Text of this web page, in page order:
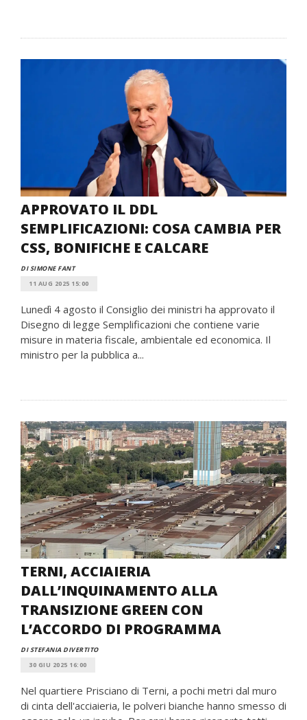
APPROVATO IL DDL
SEMPLIFICAZIONI: COSA CAMBIA PER
CSS, BONIFICHE E CALCARE
DI SIMONE FANT
11 AUG 2025 15:00
Lunedì 4 agosto il Consiglio dei ministri ha approvato il
Disegno di legge Semplificazioni che contiene varie
misure in materia fiscale, ambientale ed economica. Il
ministro per la pubblica a...
TERNI, ACCIAIERIA
DALL’INQUINAMENTO ALLA
TRANSIZIONE GREEN CON
L’ACCORDO DI PROGRAMMA
DI STEFANIA DIVERTITO
30 GIU 2025 16:00
Nel quartiere Prisciano di Terni, a pochi metri dal muro
di cinta dell'acciaieria, le polveri bianche hanno smesso di